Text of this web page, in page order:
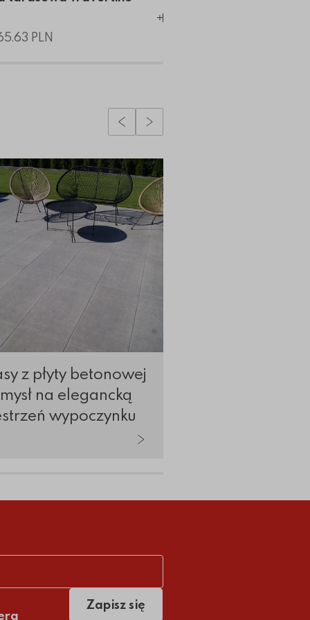
PLN
Poprzedni slidy
Następny slidy
płyt – elegancja i minimalizm
z płyty betonowej
na elegancką
wypoczynku
Tarasy z płyty betonowej – pomysł na elegancką
Zapisz się